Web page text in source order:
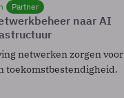
Partner
naar AI
netwerken zorgen voor
toekomstbestendigheid.